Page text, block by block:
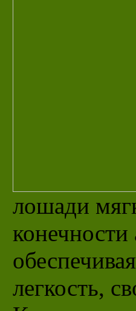
лошади
легкость,